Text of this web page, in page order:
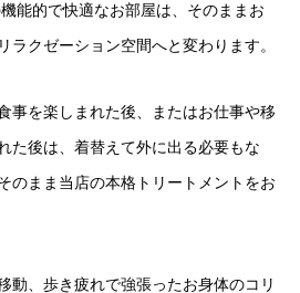
能的で快適なお部屋は、そのままお
ラクゼーション空間へと変わります。
事を楽しまれた後、またはお仕事や移
た後は、着替えて外に出る必要もな
のまま当店の本格トリートメントをお
動、歩き疲れで強張ったお身体のコリ